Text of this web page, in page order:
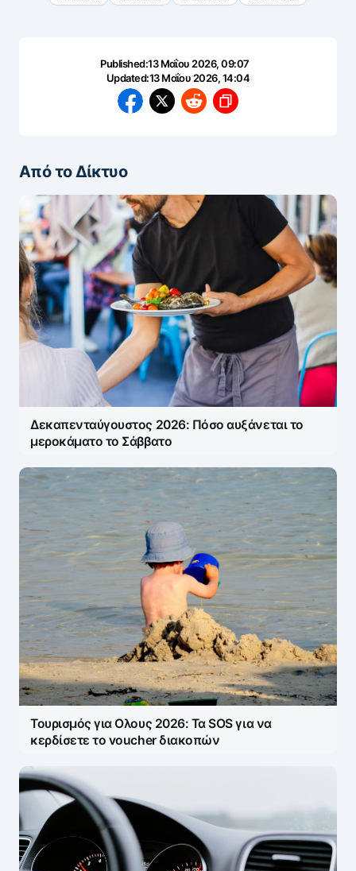
Published:13 Μαΐου 2026, 09:07
Updated:13 Μαΐου 2026, 14:04
Από το Δίκτυο
Δεκαπενταύγουστος 2026: Πόσο αυξάνεται το
μεροκάματο το Σάββατο
Τουρισμός για Ολους 2026: Τα SOS για να
κερδίσετε το voucher διακοπών